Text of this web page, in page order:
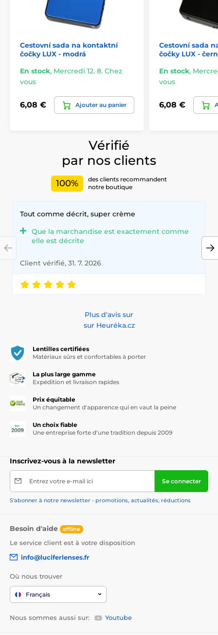
Cestovní sada na kontaktní
čočky LUX - modrá
En stock, Mercredi 12. 8. Chez
vous
6,08 € Ajouter au panier
Cestovní sada
čočky LUX -
En stock,
vous
6,08 €
Vérifié
par nos clients
100%
des clients recommandent
notre boutique
Tout comme décrit, super crème
Que la marchandise est exactement comme
elle est décrite
Client vérifié, 31. 7. 2026
Plus d'avis sur
sur Heuréka.cz
Lentilles certifiées
Matériaux sûrs et confortables à porter
La plus large gamme
Expédition et livraison rapides
Prix équitable
Un changement d'apparence qui en vaut la peine
Un choix fiable
Une entreprise forte d'une tradition depuis 2009
Inscrivez-vous à la newsletter
Entrez votre e-mail ici Se connecter
S'abonner à notre newsletter - promotions, actualités, réductions
Besoin d'aide offline
Le service client est à votre disposition
info@luciferlenses.fr
Où nous trouver
Français
Nous sommes aussi sur: Youtube